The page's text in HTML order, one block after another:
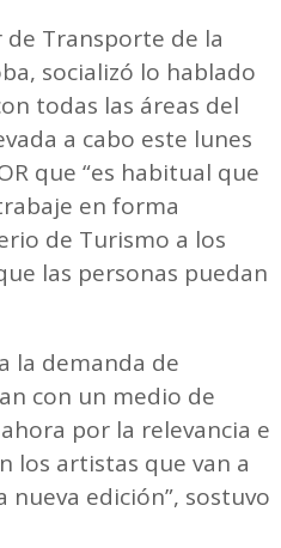
Transporte de la
socializó lo hablado
todas las áreas del
a cabo este lunes
que “es habitual que
en forma
de Turismo a los
las personas puedan
la demanda de
con un medio de
por la relevancia e
los artistas que van a
edición”, sostuvo